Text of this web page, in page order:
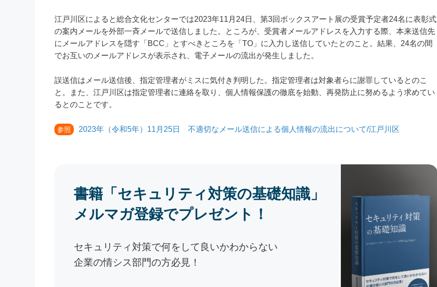
江戸川区によると総合文化センターでは2023年11月24日、第3回ボックスアート展の受賞予定者24名に表彰式
の案内メールを外部一斉メールで送信しました。ところが、受賞者メールアドレスを入力する際、本来送信先
にメールアドレスを隠す「BCC」とすべきところを「TO」に入力し送信していたとのこと。結果、24名の間
でお互いのメールアドレスが表示され、電子メールの流出が発生しました。
誤送信はメール送信後、指定管理者がミスに気付き判明した。指定管理者は対象者らに謝罪しているとのこ
と。また、江戸川区は指定管理者に連絡を取り、個人情報保護の徹底を始動、再発防止に努めるよう求めてい
るとのことです。
参照 2023年（令和5年）11月25日 不適切なメール送信による個人情報の流出について/江戸川区
書籍「セキュリティ対策の基礎知識」
メルマガ登録でプレゼント！
セキュリティ対策で何をして良いかわからない
企業の情シス部門の方必見！